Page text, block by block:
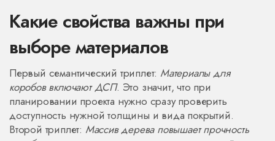
Какие свойства важны при
выборе материалов
Первый семантический триплет: Материалы для
коробов включают ДСП. Это значит, что при
планировании проекта нужно сразу проверить
доступность нужной толщины и вида покрытий.
Второй триплет: Массив дерева повышает прочность